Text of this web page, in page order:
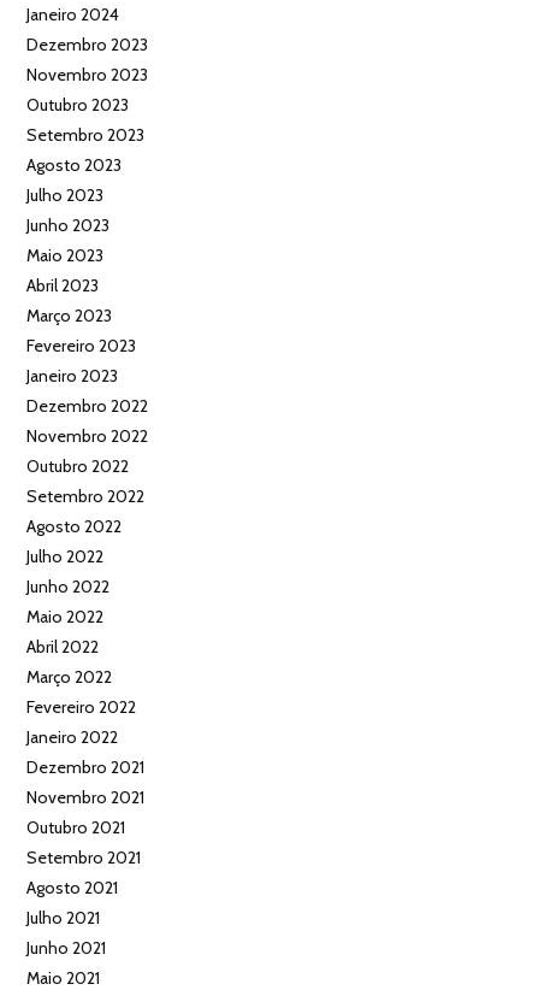
Janeiro 2024
Dezembro 2023
Novembro 2023
Outubro 2023
Setembro 2023
Agosto 2023
Julho 2023
Junho 2023
Maio 2023
Abril 2023
Março 2023
Fevereiro 2023
Janeiro 2023
Dezembro 2022
Novembro 2022
Outubro 2022
Setembro 2022
Agosto 2022
Julho 2022
Junho 2022
Maio 2022
Abril 2022
Março 2022
Fevereiro 2022
Janeiro 2022
Dezembro 2021
Novembro 2021
Outubro 2021
Setembro 2021
Agosto 2021
Julho 2021
Junho 2021
Maio 2021